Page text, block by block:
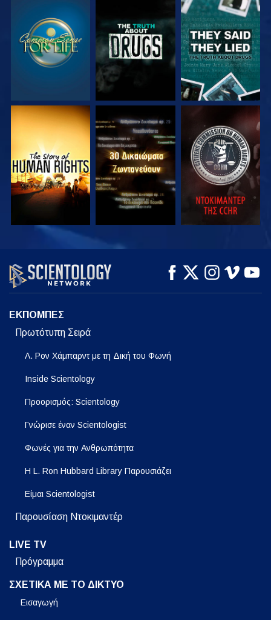
ΠΑΡΑΚΟΛΟΥΘΗΣΤΕ ΠΑΡΑΚΟΛΟΥΘΗΣΤΕ ΠΑΡΑΚΟΛΟΥΘΗΣΤΕ
ΠΑΡΑΚΟΛΟΥΘΗΣΤΕ ΠΑΡΑΚΟΛΟΥΘΗΣΤΕ ΠΑΡΑΚΟΛΟΥΘΗΣΤΕ
ΠΑΡΑΚΟΛΟΥΘΗΣΤΕ ΠΑΡΑΚΟΛΟΥΘΗΣΤΕ
ΕΞΕΡΕΥΝΗΣΤΕ ΤΗ
ΣΕΙΡΑ
ΕΚΠΟΜΠΕΣ
Πρωτότυπη Σειρά
Λ. Ρον Χάμπαρντ με τη Δική του Φωνή
Inside Scientology
Προορισμός: Scientology
Γνώρισε έναν Scientologist
Φωνές για την Ανθρωπότητα
Η L. Ron Hubbard Library Παρουσιάζει
Είμαι Scientologist
Παρουσίαση Ντοκιμαντέρ
LIVE TV
Πρόγραμμα
ΣΧΕΤΙΚΑ ΜΕ ΤΟ ΔΙΚΤΥΟ
Εισαγωγή